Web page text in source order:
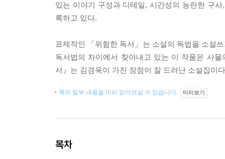
있는 이야기 구성과 디테일, 시간성의 능란한 구
록하고 있다.
표제작인 「위험한 독서」는 소설의 독법을 소설
독서법의 차이에서 찾아내고 있는 이 작품은 사
서』는 김경욱이 가진 장점이 잘 드러난 소설집이
책의 일부 내용을 미리 읽어보실 수 있습니다. 미리보기
목차